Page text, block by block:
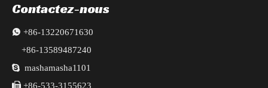
Contactez-nous
 +86-13220671630
+86-13589487240
 mashamasha1101
 +86-533-3155623